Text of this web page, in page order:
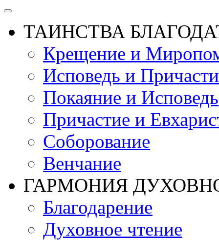
ТАИНСТВА
Крещение и
Исповедь и
Покаяние и Исповедь
Причастие и
Соборование
Венчание
ГАРМОНИЯ
Благодарение
Духовное чтение